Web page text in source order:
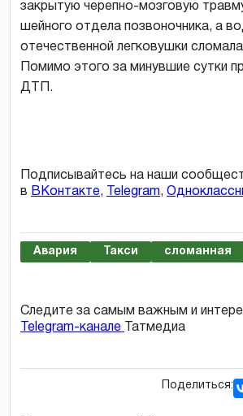
закрытую черепно-мозговую
шейного отдела позвоночника, а
отечественной легковушки сломала
Помимо этого за минувшие сутки
ДТП.
Подписывайтесь на наши
в ВКонтакте, Telegram,
Авария Такси сломанная
Следите за самым важным и
Telegram-канале
Татмедиа
Поделиться: